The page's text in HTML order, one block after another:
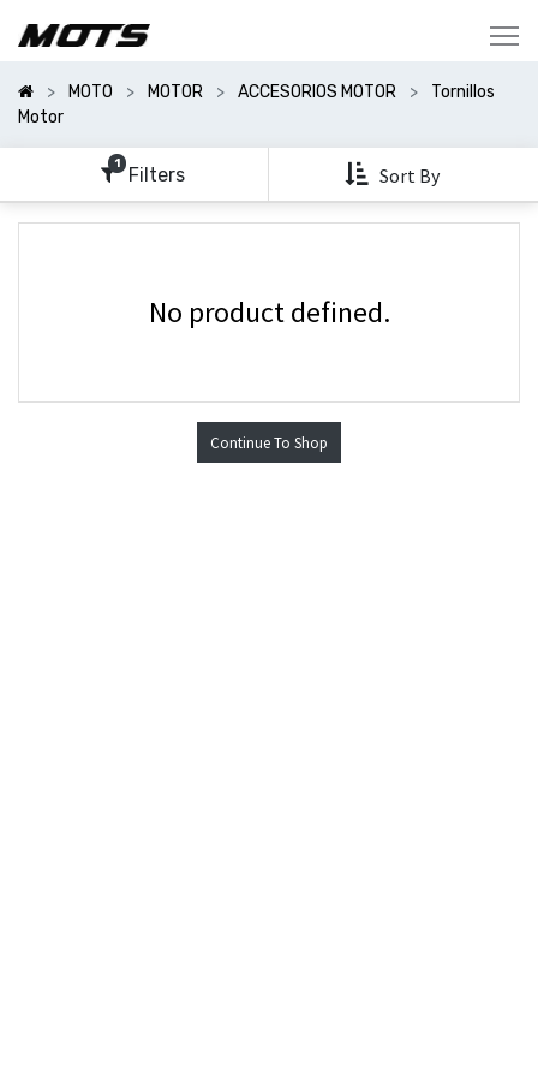
MOTO MOTOR ACCESORIOS MOTOR
Tornillos
Motor
1 Filters Sort By
Categorías
Mostrar
Opciones
No product defined.
Continue To Shop